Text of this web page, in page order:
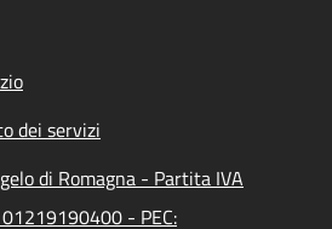
dei servizi
di Romagna - Partita IVA
- PEC: